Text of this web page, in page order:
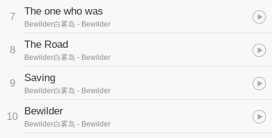
7 The one who was
Bewilder白雾岛 - Bewilder
8 The Road
Bewilder白雾岛 - Bewilder
9 Saving
Bewilder白雾岛 - Bewilder
10 Bewilder
Bewilder白雾岛 - Bewilder